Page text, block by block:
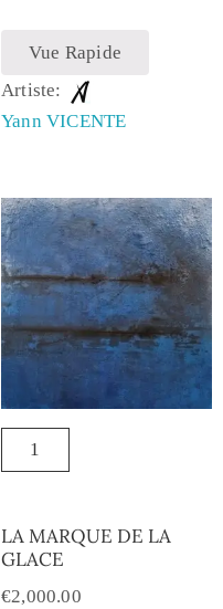
Vue Rapide
Artiste:
Yann VICENTE
LA MARQUE DE LA
GLACE
€2,000.00